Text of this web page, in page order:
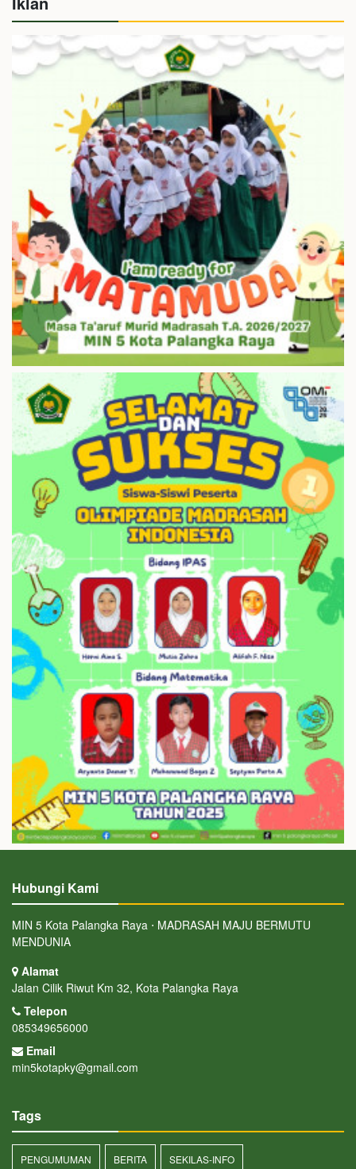
Hubungi Kami
MIN 5 Kota Palangka Raya ⋅ MADRASAH MAJU BERMUTU
MENDUNIA
Alamat
Jalan Cilik Riwut Km 32, Kota Palangka Raya
Telepon
085349656000
Email
min5kotapky@gmail.com
Tags
PENGUMUMAN BERITA SEKILAS-INFO